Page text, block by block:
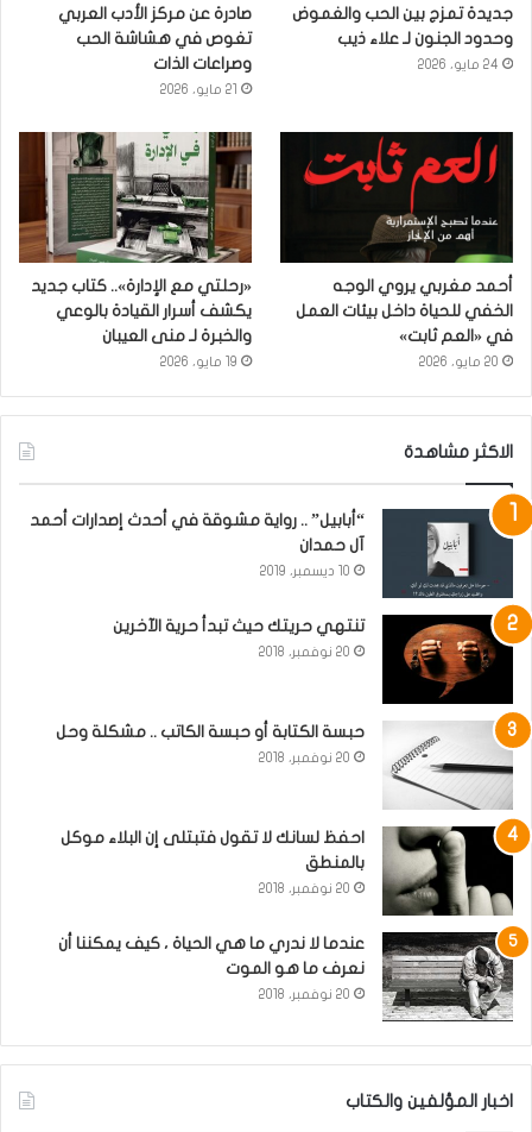
جديدة تمزج بين الحب والغموض
وحدود الجنون لـ علاء ذيب
24 مايو، 2026
صادرة عن مركز الأدب العربي
تغوص في هشاشة الحب
وصراعات الذات
21 مايو، 2026
أحمد مغربي يروي الوجه
الخفي للحياة داخل بيئات العمل
في «العم ثابت»
20 مايو، 2026
«رحلتي مع الإدارة».. كتاب جديد
يكشف أسرار القيادة بالوعي
والخبرة لـ منى العيبان
19 مايو، 2026
الاكثر مشاهدة
“أبابيل” .. رواية مشوقة في أحدث إصدارات أحمد
آل حمدان
10 ديسمبر، 2019
تنتهي حريتك حيث تبدأ حرية الآخرين
20 نوفمبر، 2018
حبسة الكتابة أو حبسة الكاتب .. مشكلة وحل
20 نوفمبر، 2018
احفظ لسانك لا تقول فتبتلى إن البلاء موكل
بالمنطق
20 نوفمبر، 2018
عندما لا ندري ما هي الحياة ، كيف يمكننا أن
نعرف ما هو الموت
20 نوفمبر، 2018
اخبار المؤلفين والكتاب